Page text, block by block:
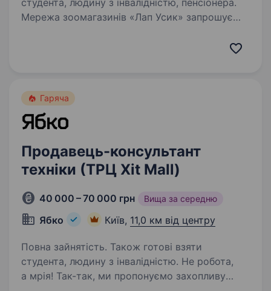
студента, людину з інвалідністю, пенсіонера.
Мережа зоомагазинів «Лап Усик» запрошує
консультанта. Наш магазин розташован по пр-
стабільна заробітна…
Гаряча
Продавець-консультант
техніки (ТРЦ Xit Mall)
40 000 – 70 000 грн Вища за середню
Ябко Київ, 11,0 км від центру
Повна зайнятість. Також готові взяти
студента, людину з інвалідністю. Не робота,
а мрія! Так-так, ми пропонуємо захопливу